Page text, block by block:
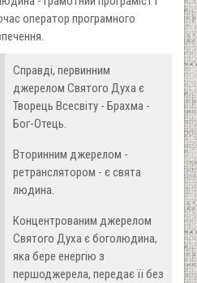
оператор програмного
Справді, первинним
джерелом Святого Духа є
Творець Всесвіту - Брахма -
Бог-Отець.
Вторинним джерелом -
ретранслятором - є свята
людина.
Концентрованим джерелом
Святого Духа є боголюдина,
яка бере енергію з
першоджерела, передає її без